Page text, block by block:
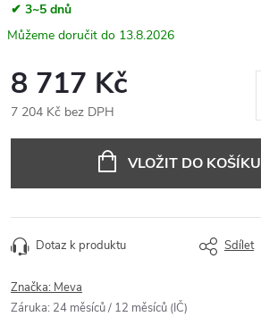
✔ 3~5 dnů
13.8.2026
8 717 Kč
7 204 Kč bez DPH
VLOŽIT DO KOŠÍKU
Dotaz k produktu Sdílet
Značka: Meva
Záruka: 24 měsíců / 12 měsíců (IČ)